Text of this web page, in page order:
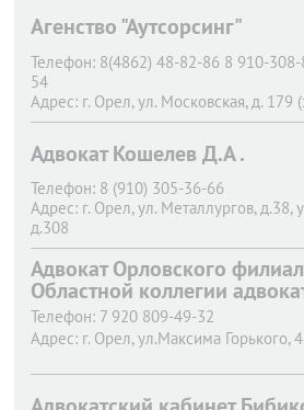
Агенство "Аутсорсинг"
Телефон: 8(4862) 48-82-86 8 910-
54
Адрес: г. Орел, ул. Московская, д. 179
ПРОМТЕХМОНТАЖ)
Адвокат Кошелев Д.А .
Телефон: 8 (910) 305-36-66
Адрес: г. Орел, ул. Металлургов, д.38,
д.308
Адвокат Орловского
Областной коллегии
Телефон: 7 920 809-49-32
Адрес: г. Орел, ул.Максима Горького,